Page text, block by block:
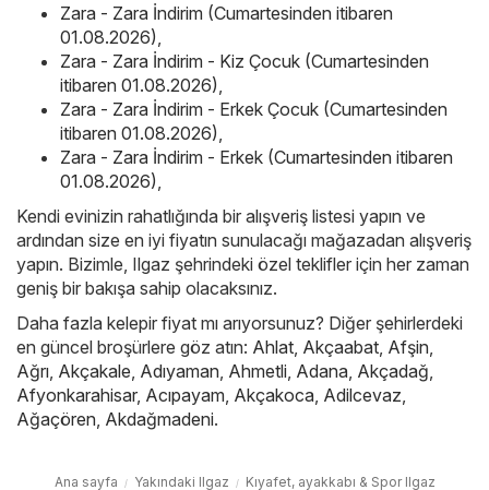
Zara - Zara İndirim (Cumartesinden itibaren
01.08.2026)
Zara - Zara İndirim - Kiz Çocuk (Cumartesinden
itibaren 01.08.2026)
Zara - Zara İndirim - Erkek Çocuk (Cumartesinden
itibaren 01.08.2026)
Zara - Zara İndirim - Erkek (Cumartesinden itibaren
01.08.2026)
Kendi evinizin rahatlığında bir alışveriş listesi yapın ve
ardından size en iyi fiyatın sunulacağı mağazadan alışveriş
yapın. Bizimle, Ilgaz şehrindeki özel teklifler için her zaman
geniş bir bakışa sahip olacaksınız.
Daha fazla kelepir fiyat mı arıyorsunuz? Diğer şehirlerdeki
en güncel broşürlere göz atın: Ahlat Akçaabat Afşin
Ağrı Akçakale Adıyaman Ahmetli Adana Akçadağ
Afyonkarahisar, Acıpayam Akçakoca Adilcevaz
Ağaçören Akdağmadeni.
Ana sayfa Yakındaki Ilgaz Kıyafet, ayakkabı & Spor Ilgaz